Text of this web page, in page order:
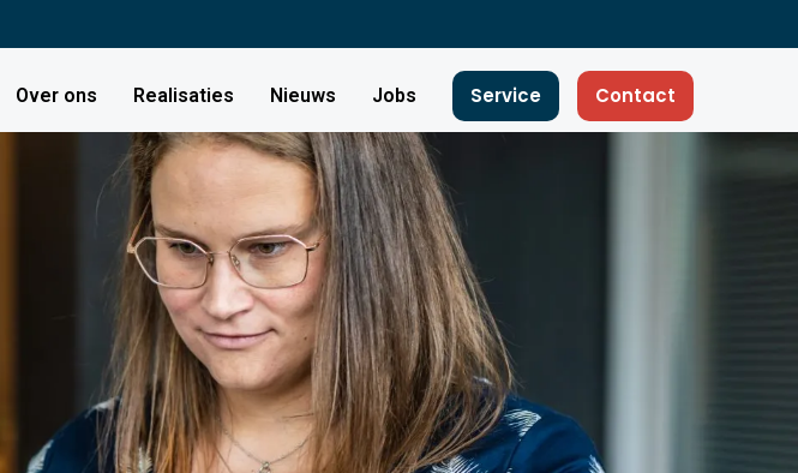
Over ons Realisaties Nieuws Jobs Service Contact